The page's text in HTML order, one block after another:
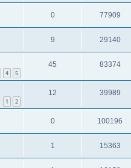
0 77909
9 29140
4 5
45 83374
1 2
12 39989
0 100196
1 15363